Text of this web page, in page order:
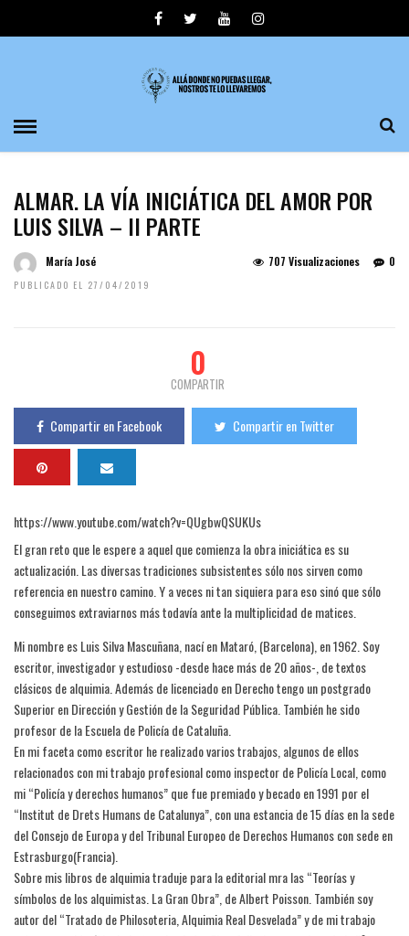
ALMAR. LA VÍA INICIÁTICA DEL AMOR POR
LUIS SILVA – II PARTE
María José
PUBLICADO EL 27/04/2019
0
707 Visualizaciones
0
COMPARTIR
Compartir en Facebook Compartir en Twitter
https://www.youtube.com/watch?v=QUgbwQSUKUs
El gran reto que le espere a aquel que comienza la obra iniciática es su
actualización. Las diversas tradiciones subsistentes sólo nos sirven como
referencia en nuestro camino. Y a veces ni tan siquiera para eso sinó que sólo
conseguimos extraviarnos más todavía ante la multiplicidad de matices.
Mi nombre es Luis Silva Mascuñana, nací en Mataró, (Barcelona), en 1962. Soy
escritor, investigador y estudioso -desde hace más de 20 años-, de textos
clásicos de alquimia. Además de licenciado en Derecho tengo un postgrado
Superior en Dirección y Gestión de la Seguridad Pública. También he sido
profesor de la Escuela de Policía de Cataluña.
En mi faceta como escritor he realizado varios trabajos, algunos de ellos
relacionados con mi trabajo profesional como inspector de Policía Local, como
mi “Policía y derechos humanos” que fue premiado y becado en 1991 por el
“Institut de Drets Humans de Catalunya”, con una estancia de 15 días en la sede
del Consejo de Europa y del Tribunal Europeo de Derechos Humanos con sede en
Estrasburgo(Francia).
Sobre mis libros de alquimia traduje para la editorial mra las “Teorías y
símbolos de los alquimistas. La Gran Obra”, de Albert Poisson. También soy
autor del “Tratado de Philosoteria, Alquimia Real Desvelada” y de mi trabajo